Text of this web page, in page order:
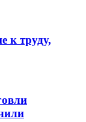
к труду,